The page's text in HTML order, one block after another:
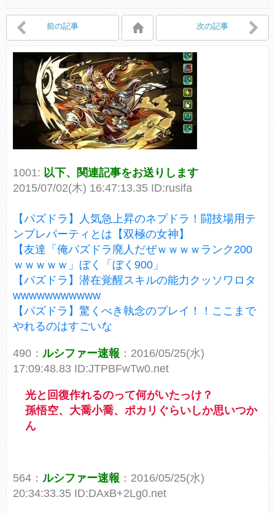
Powered by livedoor 相互RSS
前の記事 次の記事
1001: 以下、関連記事をお送りします
2015/07/02(木) 16:47:13.35 ID:rusifa
【パズドラ】人気急上昇のネプドラ！闘技場用テ
ンプレパーティとは【双極の女神】
【友達「俺パズドラ廃人だぜｗｗｗｗランク200
ｗｗｗｗｗ」ぼく「ぼく900」
【パズドラ】潜在覚醒スキルの能力クッソワロタ
wwwwwwwwwww
【パズドラ】驚くべき執念のプレイ！！ここまで
やれるのはすごいな
490： ルシファー速報 ：2016/05/25(水)
17:09:48.83 ID:JTPBFwTw0.net
光と回復作れるのって何がいたっけ？
孫悟空、大喬小喬、ポカリぐらいしか思いつか
ん
564： ルシファー速報 ：2016/05/25(水)
20:34:33.35 ID:DAxB+2Lg0.net